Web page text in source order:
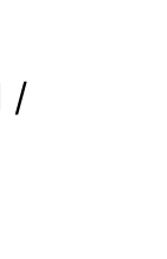
/